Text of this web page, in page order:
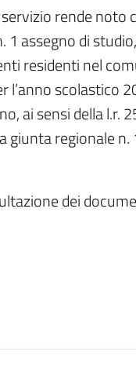
rende noto
1 assegno di
residenti nel
l’anno scolastico
ai sensi della l.r.
giunta regionale
dei